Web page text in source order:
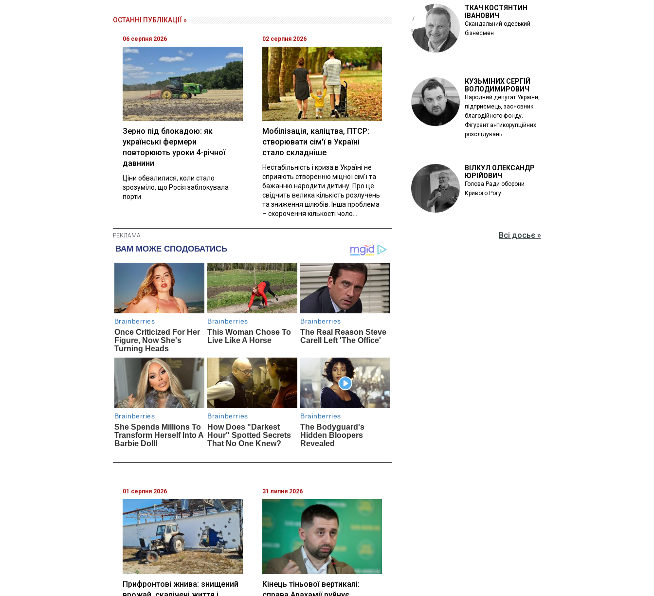
ОСТАННІ ПУБЛІКАЦІЇ »
06 серпня 2026
Зерно під блокадою: як
українські фермери
повторюють уроки 4-річної
давнини
Ціни обвалилися, коли стало
зрозуміло, що Росія заблокувала
порти
02 серпня 2026
Мобілізація, каліцтва, ПТСР:
створювати сім'ї в Україні
стало складніше
Нестабільність і криза в Україні не
сприяють створенню міцної сім'ї та
бажанню народити дитину. Про це
свідчить велика кількість розлучень
та зниження шлюбів. Інша проблема
– скорочення кількості чоло...
01 серпня 2026
Прифронтові жнива: знищений
31 липня 2026
Кінець тіньової вертикалі:
ТКАЧ КОСТЯНТИН
ІВАНОВИЧ
Скандальний одеський
бізнесмен
КУЗЬМІНИХ СЕРГІЙ
ВОЛОДИМИРОВИЧ
Народний депутат України,
підприємець, засновник
благодійного фонду.
Фігурант антикорупційних
розслідувань
ВІЛКУЛ ОЛЕКСАНДР
ЮРІЙОВИЧ
Голова Ради оборони
Кривого Рогу
Всі досьє »